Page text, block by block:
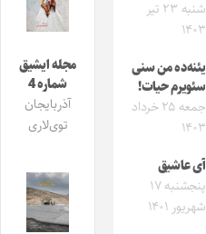
شنبه ۲۳ تیر
۱۴۰۳
یئنه‌ده من سنی
سئویرم حیات!
جمعه ۲۵ خرداد
۱۴۰۳
آی عاشیق
پنجشنبه ۱۷
شهریور ۱۴۰۱
مجله ایشیق
شماره 4
آذربایجان
توی‌لاری